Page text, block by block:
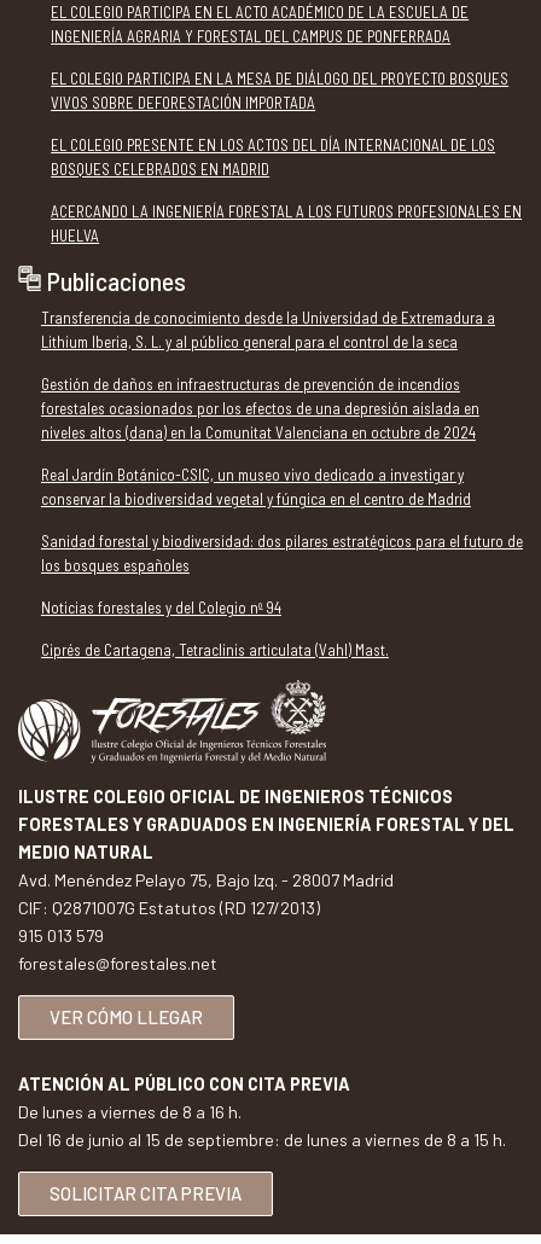
EL COLEGIO PARTICIPA EN EL ACTO ACADÉMICO DE LA ESCUELA DE
INGENIERÍA AGRARIA Y FORESTAL DEL CAMPUS DE PONFERRADA
EL COLEGIO PARTICIPA EN LA MESA DE DIÁLOGO DEL PROYECTO BOSQUES
VIVOS SOBRE DEFORESTACIÓN IMPORTADA
EL COLEGIO PRESENTE EN LOS ACTOS DEL DÍA INTERNACIONAL DE LOS
BOSQUES CELEBRADOS EN MADRID
ACERCANDO LA INGENIERÍA FORESTAL A LOS FUTUROS PROFESIONALES EN
HUELVA
Publicaciones
Transferencia de conocimiento desde la Universidad de Extremadura a
Lithium Iberia, S. L. y al público general para el control de la seca
Gestión de daños en infraestructuras de prevención de incendios
forestales ocasionados por los efectos de una depresión aislada en
niveles altos (dana) en la Comunitat Valenciana en octubre de 2024
Real Jardín Botánico-CSIC, un museo vivo dedicado a investigar y
conservar la biodiversidad vegetal y fúngica en el centro de Madrid
Sanidad forestal y biodiversidad: dos pilares estratégicos para el futuro de
los bosques españoles
Noticias forestales y del Colegio nº 94
Ciprés de Cartagena, Tetraclinis articulata (Vahl) Mast.
ILUSTRE COLEGIO OFICIAL DE INGENIEROS TÉCNICOS
FORESTALES Y GRADUADOS EN INGENIERÍA FORESTAL Y DEL
MEDIO NATURAL
Avd. Menéndez Pelayo 75, Bajo Izq. - 28007 Madrid
CIF: Q2871007G Estatutos (RD 127/2013)
915 013 579
forestales@forestales.net
VER CÓMO LLEGAR
ATENCIÓN AL PÚBLICO CON CITA PREVIA
De lunes a viernes de 8 a 16 h.
Del 16 de junio al 15 de septiembre: de lunes a viernes de 8 a 15 h.
SOLICITAR CITA PREVIA